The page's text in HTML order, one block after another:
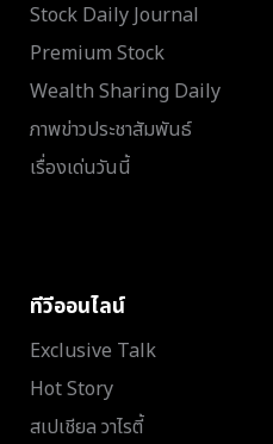
Stock Daily Journal
Premium Stock
Wealth Sharing Daily
ภาพข่าวประชาสัมพันธ์
เรื่องเด่นวันนี้
ทีวีออนไลน์
Exclusive Talk
Hot Story
สเปเชียล วาไรตี้